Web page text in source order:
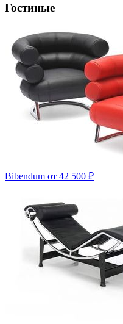
Гостиные
Bibendum от 42 500 ₽